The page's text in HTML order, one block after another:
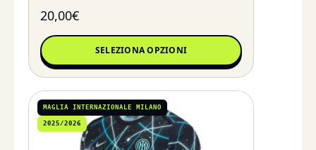
20,00€
SELEZIONA OPZIONI
MAGLIA INTERNAZIONALE MILANO
2025/2026